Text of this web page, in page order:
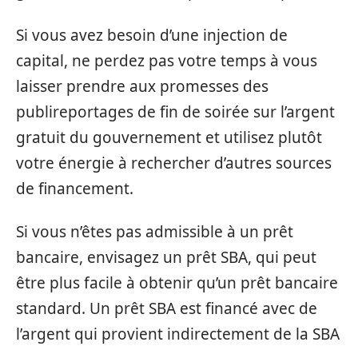
Si vous avez besoin d’une injection de
capital, ne perdez pas votre temps à vous
laisser prendre aux promesses des
publireportages de fin de soirée sur l’argent
gratuit du gouvernement et utilisez plutôt
votre énergie à rechercher d’autres sources
de financement.
Si vous n’êtes pas admissible à un prêt
bancaire, envisagez un prêt SBA, qui peut
être plus facile à obtenir qu’un prêt bancaire
standard. Un prêt SBA est financé avec de
l’argent qui provient indirectement de la SBA